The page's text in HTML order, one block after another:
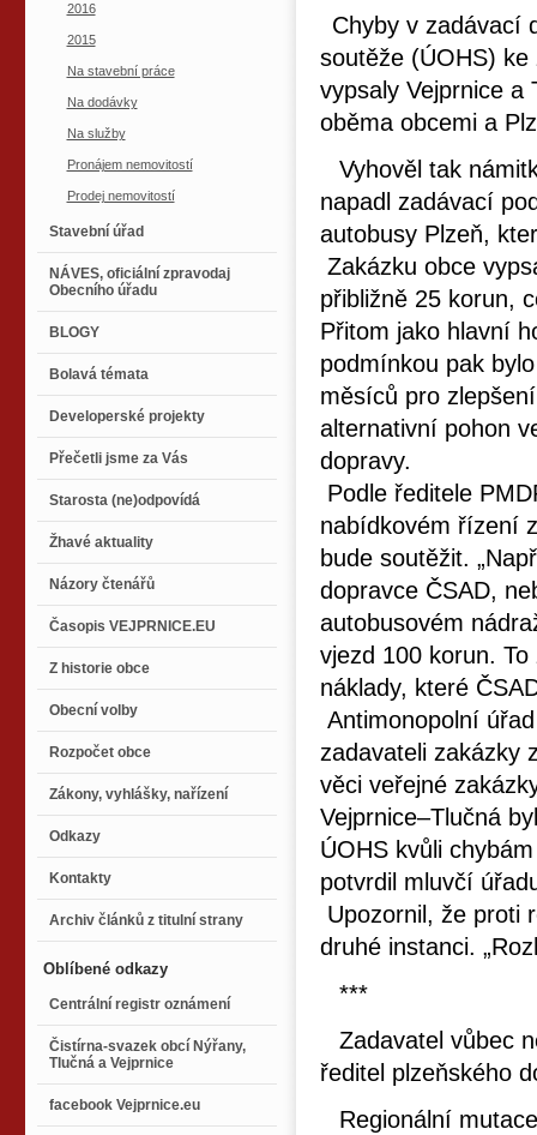
2016
2015
Na stavební práce
Na dodávky
Na služby
Pronájem nemovitostí
Prodej nemovitostí
Stavební úřad
NÁVES, oficiální zpravodaj
Obecního úřadu
BLOGY
Bolavá témata
Developerské projekty
Přečetli jsme za Vás
Starosta (ne)odpovídá
Žhavé aktuality
Názory čtenářů
Časopis VEJPRNICE.EU
Z historie obce
Obecní volby
Rozpočet obce
Zákony, vyhlášky, nařízení
Odkazy
Kontakty
Archiv článků z titulní strany
Oblíbené odkazy
Centrální registr oznámení
Čistírna-svazek obcí Nýřany,
Tlučná a Vejprnice
facebook Vejprnice.eu
Chyby v zadávací
soutěže (ÚOHS)
vypsaly Vejprnice a
oběma obcemi a
Vyhověl tak
napadl zadávací
autobusy Plzeň,
Zakázku obce
přibližně 25 korun,
Přitom jako hlavní
podmínkou pak
měsíců pro
alternativní pohon
dopravy.
Podle ředitele
nabídkovém řízení
bude soutěžit.
dopravce ČSAD,
autobusovém
vjezd 100 korun.
náklady, které
Antimonopolní
zadavateli zakázky
věci veřejné
Vejprnice–Tlučná
ÚOHS kvůli
potvrdil mluvčí
Upozornil, že proti
druhé instanci.
***
Zadavatel vůbec
ředitel plzeňského
Regionální